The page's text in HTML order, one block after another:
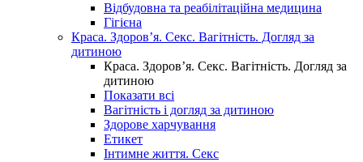
Відбудовна та реабілітаційна медицина
Гігієна
Краса. Здоров’я. Секс. Вагітність. Догляд за
дитиною
Краса. Здоров’я. Секс. Вагітність. Догляд за
дитиною
Показати всі
Вагітність і догляд за дитиною
Здорове харчування
Етикет
Інтимне життя. Секс